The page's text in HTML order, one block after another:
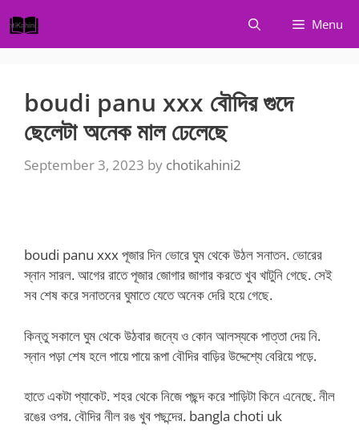
to
content
Menu
boudi panu xxx বৌদির গুদে
ছেলেটা অনেক মাল ঢেলেছে
September 3, 2023 by chotikahini2
boudi panu xxx পূজার দিন ভোরে ঘুম থেকে উঠল সনাতন. ভোরের
স্নান সারল. আগের রাতে পূজার জোগার জাগার করতে খুব খাটুনি গেছে. সেই
সব শেষ করে সনাতনের ঘুমাতে যেতে অনেক দেরি হয়ে গেছে.
কিন্তু সকালে ঘুম থেকে উঠবার জন্যে ও কোন আলস্যকে পাত্তা দেয় নি.
স্নান পড়া শেষ হলে পায়ে পায়ে রূপা বৌদির বাড়ির উদ্দেশ্যে বেরিয়ে পড়ে.
হাতে একটা প্যাকেট. শহর থেকে নিজে পছন্দ করে শাড়িটা কিনে এনেছে. নীল
রঙের ওপর. বৌদির নীল রঙ খুব পছন্দের. bangla choti uk